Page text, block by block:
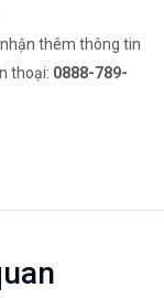
thêm thông tin
thoại: 0888-789-